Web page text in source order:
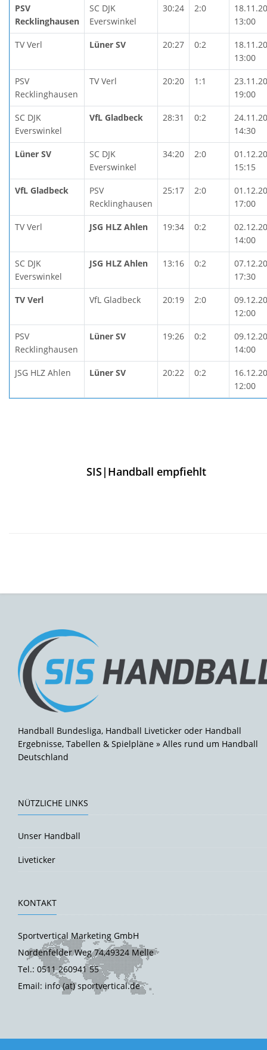
PSV
Recklinghausen
SC DJK
Everswinkel
30:24 2:0
13:00
TV Verl Lüner SV 20:27 0:2
13:00
PSV
Recklinghausen
TV Verl 20:20 1:1
19:00
SC DJK
Everswinkel
VfL Gladbeck 28:31 0:2
14:30
Lüner SV
SC DJK
Everswinkel
34:20 2:0
15:15
VfL Gladbeck
PSV
Recklinghausen
25:17 2:0
17:00
TV Verl JSG HLZ Ahlen 19:34 0:2
14:00
SC DJK
Everswinkel
JSG HLZ Ahlen 13:16 0:2
17:30
TV Verl VfL Gladbeck 20:19 2:0
12:00
PSV
Recklinghausen
Lüner SV 19:26 0:2
14:00
JSG HLZ Ahlen Lüner SV 20:22 0:2
12:00
SIS|Handball empfiehlt
Handball Bundesliga, Handball Liveticker oder Handball
Ergebnisse, Tabellen & Spielpläne » Alles rund um Handball
Deutschland
NÜTZLICHE LINKS
Unser Handball
Liveticker
KONTAKT
Sportvertical Marketing GmbH
Nordenfelder Weg 74,49324 Melle
Tel.: 0511 260941 55
Email: info (at) sportvertical.de